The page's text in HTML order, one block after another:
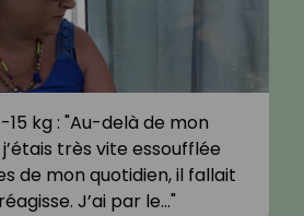
15 kg : "Au-delà de mon
très vite essoufflée
de mon quotidien, il fallait
J’ai par le…"